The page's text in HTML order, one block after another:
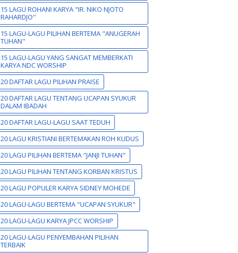
15 LAGU ROHANI KARYA "IR. NIKO NJOTO
RAHARDJO"
15 LAGU-LAGU PILIHAN BERTEMA "ANUGERAH
TUHAN"
15 LAGU-LAGU YANG SANGAT MEMBERKATI
KARYA NDC WORSHIP
20 DAFTAR LAGU PILIHAN PRAISE
20 DAFTAR LAGU TENTANG UCAPAN SYUKUR
DALAM IBADAH
20 DAFTAR LAGU-LAGU SAAT TEDUH
20 LAGU KRISTIANI BERTEMAKAN ROH KUDUS
20 LAGU PILIHAN BERTEMA "JANJI TUHAN"
20 LAGU PILIHAN TENTANG KORBAN KRISTUS
20 LAGU POPULER KARYA SIDNEY MOHEDE
20 LAGU-LAGU BERTEMA "UCAPAN SYUKUR"
20 LAGU-LAGU KARYA JPCC WORSHIP
20 LAGU-LAGU PENYEMBAHAN PILIHAN
TERBAIK